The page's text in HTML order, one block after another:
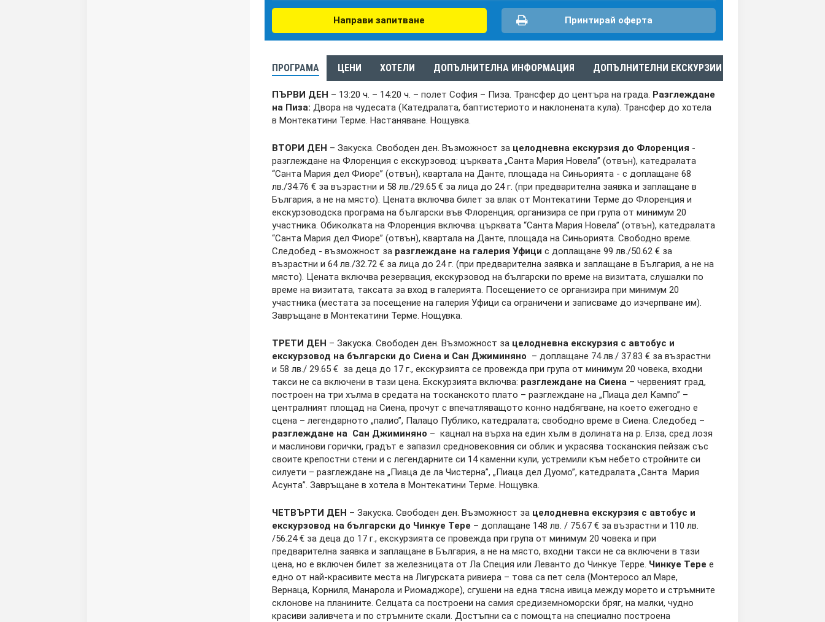
Направи запитване Принтирай оферта
ПРОГРАМА ЦЕНИ ХОТЕЛИ ДОПЪЛНИТЕЛНА ИНФОРМАЦИЯ ДОПЪЛНИТЕЛНИ ЕКСКУРЗИИ
ПЪРВИ ДЕН – 13:20 ч. – 14:20 ч. – полет София – Пиза. Трансфер до центъра на града. Разглеждане
на Пиза: Двора на чудесата (Катедралата, баптистериото и наклонената кула). Трансфер до хотела
в Монтекатини Терме. Настаняване. Нощувка.
ВТОРИ ДЕН – Закуска. Свободен ден. Възможност за целoдневна екскурзия до Флоренция -
разглеждане на Флоренция с екскурзовод: църквата „Санта Мария Новела” (отвън), катедралата
“Санта Мария дел Фиорe” (отвън), квартала на Данте, площада на Синьорията - с доплащане 68
лв./34.76 € за възрастни и 58 лв./29.65 € за лица до 24 г. (при предварителна заявка и заплащане в
България, а не на място). Цената включва билет за влак от Монтекатини Терме до Флоренция и
екскурзоводска програма на български във Флоренция; организира се при група от минимум 20
участника. Обиколката на Флоренция включва: църквата “Санта Мария Новела” (отвън), катедралата
“Санта Мария дел Фиорe” (отвън), квартала на Данте, площада на Синьорията. Свободно време.
Следобед - възможност за разглеждане на галерия Уфици с доплащане 99 лв./50.62 € за
възрастни и 64 лв./32.72 € за лица до 24 г. (при предварителна заявка и заплащане в България, а не на
място). Цената включва резервация, екскурзовод на български по време на визитата, слушалки по
време на визитата, таксата за вход в галерията. Посещението се организира при минимум 20
участника (местата за посещение на галерия Уфици са ограничени и записваме до изчерпване им).
Завръщане в Монтекатини Терме. Нощувка.
ТРЕТИ ДЕН – Закуска. Свободен ден. Възможност за целодневна екскурзия с автобус и
екскурзовод на български до Сиена и Сан Джиминяно – доплащане 74 лв./ 37.83 € за възрастни
и 58 лв./ 29.65 € за деца до 17 г., екскурзията се провежда при група от минимум 20 човека, входни
такси не са включени в тази цена. Екскурзията включва: разглеждане на Сиена – червеният град,
построен на три хълма в средата на тосканското плато – разглеждане на „Пиаца дел Кампо” –
централният площад на Сиена, прочут с впечатляващото конно надбягване, на което ежегодно е
сцена – легендарното „палио”, Палацо Публико, катедралата; свободно време в Сиена. Следобед –
разглеждане на Сан Джиминяно – кацнал на върха на един хълм в долината на р. Елза, сред лозя
и маслинови горички, градът е запазил средновековния си облик и украсява тосканския пейзаж със
своите крепостни стени и с легендарните си 14 каменни кули, устремили към небето стройните си
силуети – разглеждане на „Пиаца де ла Чистерна”, „Пиаца дел Дуомо”, катедралата „Санта Мария
Асунта”. Завръщане в хотела в Монтекатини Терме. Нощувка.
ЧЕТВЪРТИ ДЕН – Закуска. Свободен ден. Възможност за целoдневна екскурзия с автобус и
екскурзовод на български до Чинкуе Тере – доплащане 148 лв. / 75.67 € за възрастни и 110 лв.
/56.24 € за деца до 17 г., екскурзията се провежда при група от минимум 20 човека и при
предварителна заявка и заплащане в България, а не на място, входни такси не са включени в тази
цена, но е включен билет за железницата от Ла Специя или Леванто до Чинкуе Терре. Чинкуе Тере е
едно от най-красивите места на Лигурската ривиера – това са пет села (Монтеросо ал Маре,
Вернаца, Корниля, Манарола и Риомаджоре), сгушени на една тясна ивица между морето и стръмните
склонове на планините. Селцата са построени на самия средиземноморски бряг, на малки, чудно
красиви заливчета и по стръмните скали. Достъпни са с помощта на специално построена